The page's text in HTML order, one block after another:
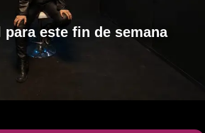
este fin de semana